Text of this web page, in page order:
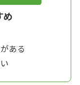
め
ある